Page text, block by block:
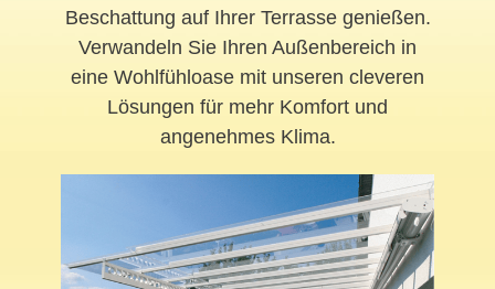
Beschattung auf Ihrer Terrasse genießen.
Verwandeln Sie Ihren Außenbereich in
eine Wohlfühloase mit unseren cleveren
Lösungen für mehr Komfort und
angenehmes Klima.